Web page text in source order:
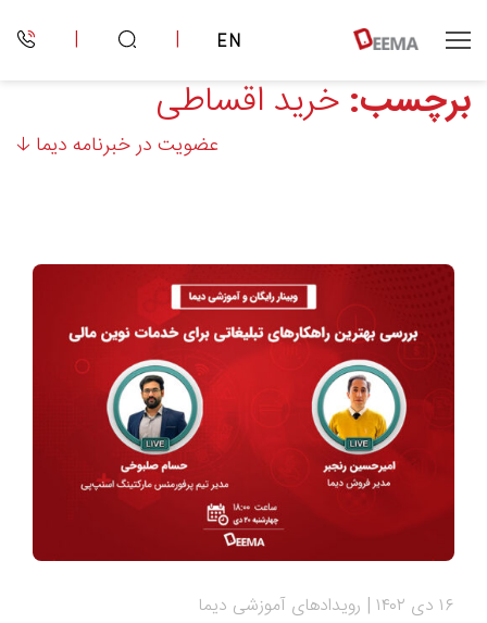
EN
|
|
برچسب: خرید اقساطی
عضویت در خبرنامه دیما 🡣
۱۶ دی ۱۴۰۲ رویدادهای آموزشی دیما